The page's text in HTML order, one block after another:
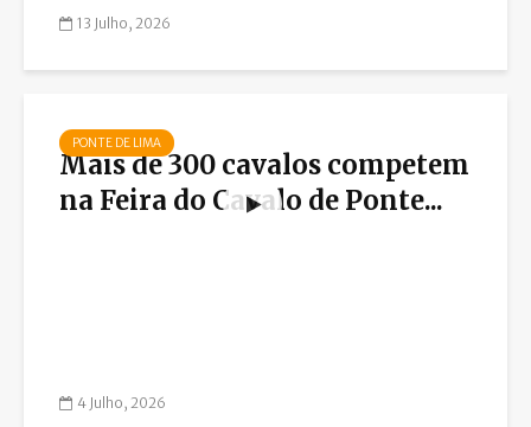
13 Julho, 2026
PONTE DE LIMA
Mais de 300 cavalos competem
na Feira do Cavalo de Ponte...
4 Julho, 2026